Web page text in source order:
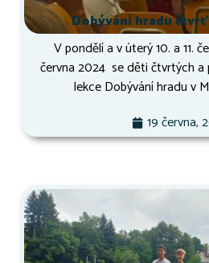
Dobývání hradu
V pondělí a v úterý 10. a 11.
června 2024 se děti čtvrtých
lekce Dobývání hradu v
19 června,